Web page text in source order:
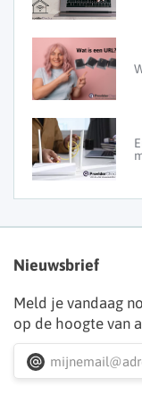
Nieuwsbrief
Meld je vandaag
op de hoogte van